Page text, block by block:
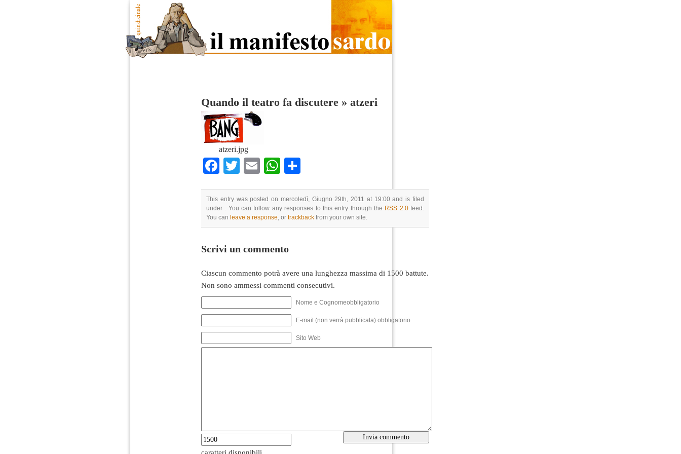
Quando il teatro fa discutere » atzeri
atzeri.jpg
Facebook
TwitterEmailWhatsApp
This entry was posted on mercoledì, Giugno 29th, 2011 at 19:00 and is filed
under . You can follow any responses to this entry through the RSS 2.0feed.
You can leave a response, or trackback from your own site.
Scrivi un commento
Ciascun commento potrà avere una lunghezza massima di 1500 battute.
Non sono ammessi commenti consecutivi.
Nome e Cognomeobbligatorio
E-mail (non verrà pubblicata) obbligatorio
Sito Web